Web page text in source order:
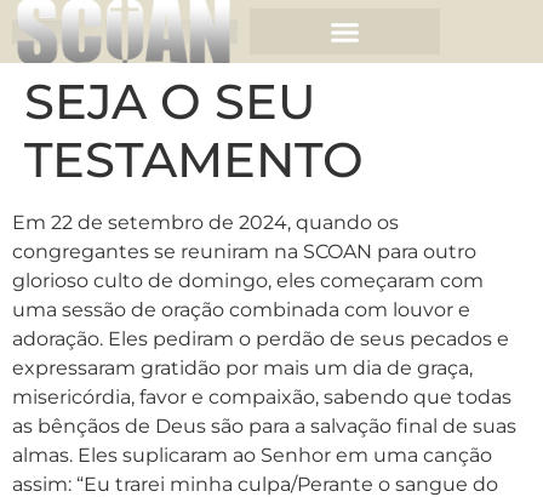
SEJA O SEU
TESTAMENTO
Em 22 de setembro de 2024, quando os
congregantes se reuniram na SCOAN para outro
glorioso culto de domingo, eles começaram com
uma sessão de oração combinada com louvor e
adoração. Eles pediram o perdão de seus pecados e
expressaram gratidão por mais um dia de graça,
misericórdia, favor e compaixão, sabendo que todas
as bênçãos de Deus são para a salvação final de suas
almas. Eles suplicaram ao Senhor em uma canção
assim: “Eu trarei minha culpa/Perante o sangue do